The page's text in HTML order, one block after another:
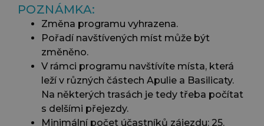
POZNÁMKA:
Změna programu vyhrazena.
Pořadí navštívených míst může být
změněno.
V rámci programu navštívíte místa, která
leží v různých částech Apulie a Basilicaty.
Na některých trasách je tedy třeba počítat
s delšími přejezdy.
Minimální počet účastníků zájezdu: 25.